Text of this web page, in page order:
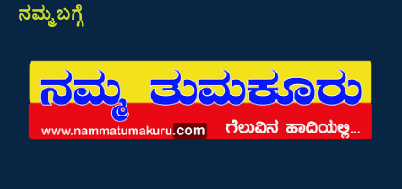
ನಮ್ಮ ಬಗ್ಗೆ